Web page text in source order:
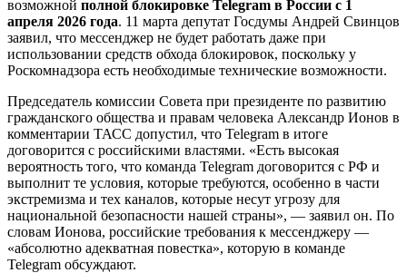
возможной полной блокировке Telegram в России с 1
апреля 2026 года. 11 марта депутат Госдумы Андрей Свинцов
заявил, что мессенджер не будет работать даже при
использовании средств обхода блокировок, поскольку у
Роскомнадзора есть необходимые технические возможности.
Председатель комиссии Совета при президенте по развитию
гражданского общества и правам человека Александр Ионов в
комментарии ТАСС допустил, что Telegram в итоге
договорится с российскими властями. «Есть высокая
вероятность того, что команда Telegram договорится с РФ и
выполнит те условия, которые требуются, особенно в части
экстремизма и тех каналов, которые несут угрозу для
национальной безопасности нашей страны», — заявил он. По
словам Ионова, российские требования к мессенджеру —
«абсолютно адекватная повестка», которую в команде
Telegram обсуждают.